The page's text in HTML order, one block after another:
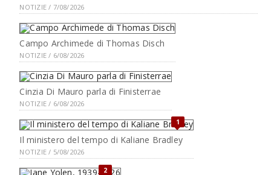
NOTIZIE / 7/08/2026
Campo Archimede di Thomas Disch
NOTIZIE / 6/08/2026
Cinzia Di Mauro parla di Finisterrae
NOTIZIE / 6/08/2026
1
Il ministero del tempo di Kaliane Bradley
NOTIZIE / 5/08/2026
2